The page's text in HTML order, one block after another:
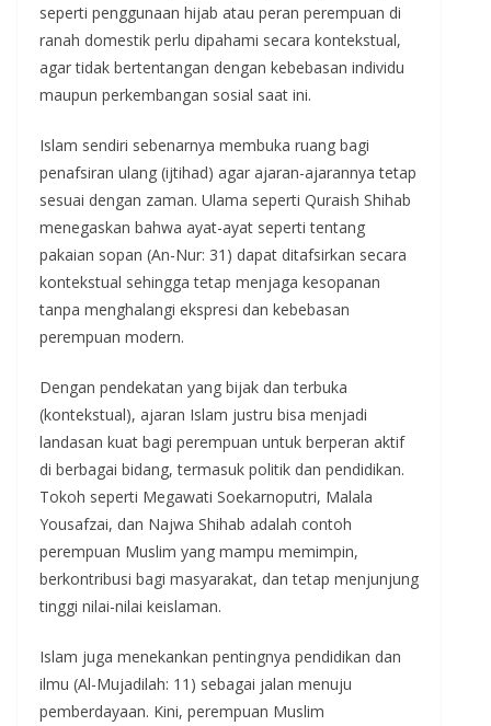
seperti penggunaan hijab atau peran perempuan di
ranah domestik perlu dipahami secara kontekstual,
agar tidak bertentangan dengan kebebasan individu
maupun perkembangan sosial saat ini.
Islam sendiri sebenarnya membuka ruang bagi
penafsiran ulang (ijtihad) agar ajaran-ajarannya tetap
sesuai dengan zaman. Ulama seperti Quraish Shihab
menegaskan bahwa ayat-ayat seperti tentang
pakaian sopan (An-Nur: 31) dapat ditafsirkan secara
kontekstual sehingga tetap menjaga kesopanan
tanpa menghalangi ekspresi dan kebebasan
perempuan modern.
Dengan pendekatan yang bijak dan terbuka
(kontekstual), ajaran Islam justru bisa menjadi
landasan kuat bagi perempuan untuk berperan aktif
di berbagai bidang, termasuk politik dan pendidikan.
Tokoh seperti Megawati Soekarnoputri, Malala
Yousafzai, dan Najwa Shihab adalah contoh
perempuan Muslim yang mampu memimpin,
berkontribusi bagi masyarakat, dan tetap menjunjung
tinggi nilai-nilai keislaman.
Islam juga menekankan pentingnya pendidikan dan
ilmu (Al-Mujadilah: 11) sebagai jalan menuju
pemberdayaan. Kini, perempuan Muslim